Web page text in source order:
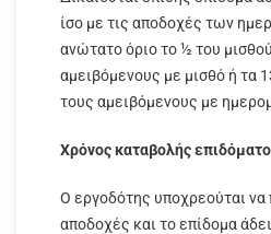
ίσο με τις αποδοχές των
ανώτατο όριο το ½ του
αμειβόμενους με μισθό ή τα
τους αμειβόμενους με
Χρόνος καταβολής
Ο εργοδότης υποχρεούται να
αποδοχές και το επίδομα